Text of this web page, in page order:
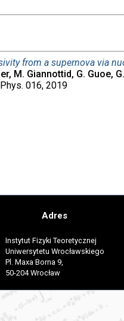
from a supernova via
M. Giannottid, G. Guoe,
016, 2019
Adres
Instytut Fizyki Teoretycznej
Uniwersytetu Wrocławskiego
Pl. Maxa Borna 9,
50-204 Wrocław